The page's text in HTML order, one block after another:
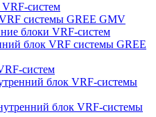
систем
системы GREE GMV
блоки VRF-систем
блок VRF системы GREE
систем
блок VRF-системы
блок VRF-системы